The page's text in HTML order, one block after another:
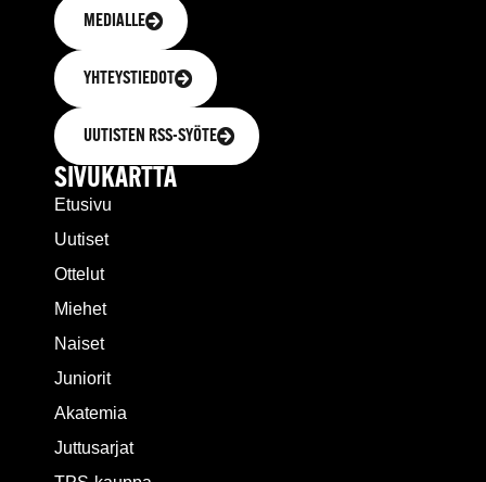
MEDIALLE
YHTEYSTIEDOT
UUTISTEN RSS-SYÖTE
SIVUKARTTA
Etusivu
Uutiset
Ottelut
Miehet
Naiset
Juniorit
Akatemia
Juttusarjat